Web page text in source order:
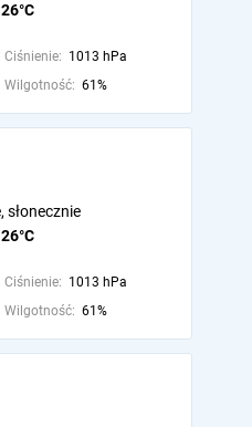
26°C
Ciśnienie: 1013 hPa
Wilgotność: 61%
26°C
słonecznie
Ciśnienie: 1013 hPa
Wilgotność: 61%